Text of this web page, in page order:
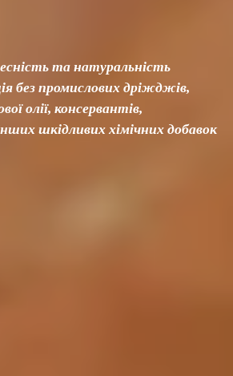
та натуральність
без промислових дріжджів,
олії, консервантів,
шкідливих хімічних добавок